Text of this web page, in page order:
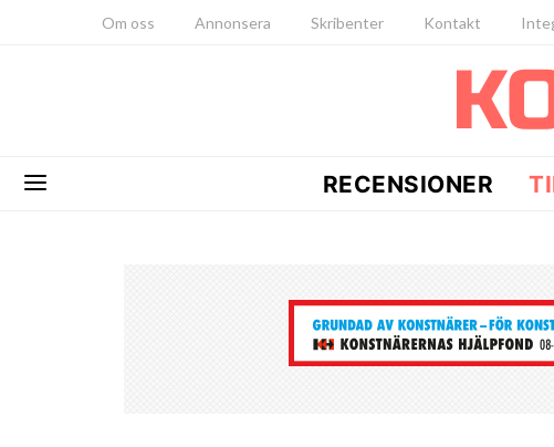
Om oss Annonsera Skribenter Kontakt
RECENSIONER